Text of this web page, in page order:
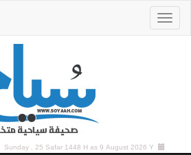
Sunday , 25 Safar 1448 H as9 August 2026 Y |